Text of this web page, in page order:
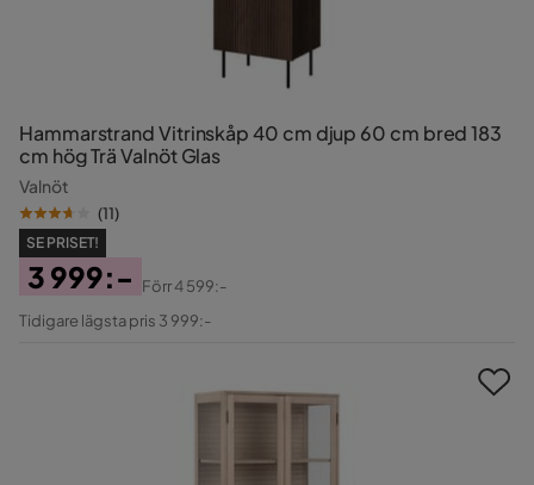
Hammarstrand Vitrinskåp 40 cm djup 60 cm bred 183
cm hög Trä Valnöt Glas
Valnöt
(11)
SE PRISET!
Pris
3 999:-
Original
Förr4 599:-
Tidigare lägsta pris 3 999:-